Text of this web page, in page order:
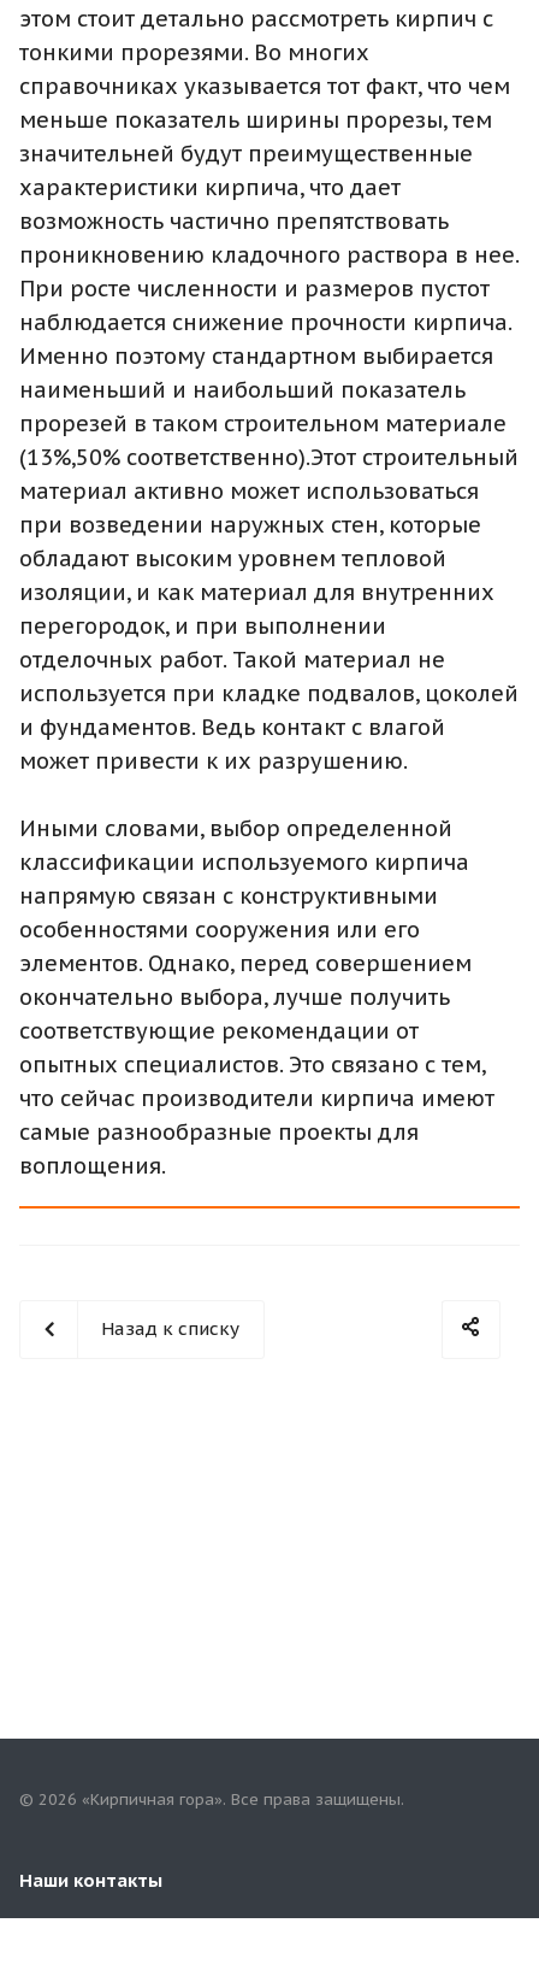
этом стоит детально рассмотреть кирпич с
тонкими прорезями. Во многих
справочниках указывается тот факт, что чем
меньше показатель ширины прорезы, тем
значительней будут преимущественные
характеристики кирпича, что дает
возможность частично препятствовать
проникновению кладочного раствора в нее.
При росте численности и размеров пустот
наблюдается снижение прочности кирпича.
Именно поэтому стандартном выбирается
наименьший и наибольший показатель
прорезей в таком строительном материале
(13%,50% соответственно).Этот строительный
материал активно может использоваться
при возведении наружных стен, которые
обладают высоким уровнем тепловой
изоляции, и как материал для внутренних
перегородок, и при выполнении
отделочных работ. Такой материал не
используется при кладке подвалов, цоколей
и фундаментов. Ведь контакт с влагой
может привести к их разрушению.
Иными словами, выбор определенной
классификации используемого кирпича
напрямую связан с конструктивными
особенностями сооружения или его
элементов. Однако, перед совершением
окончательно выбора, лучше получить
соответствующие рекомендации от
опытных специалистов. Это связано с тем,
что сейчас производители кирпича имеют
самые разнообразные проекты для
воплощения.
Назад к списку
© 2026 «Кирпичная гора». Все права защищены.
Наши контакты
8 (831) 452-96-82